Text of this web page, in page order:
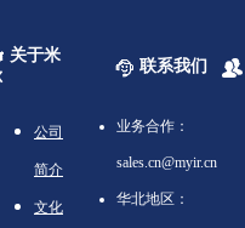
关于米
联系我们
公司
简介
文化
业务合作：
sales.cn@myir.cn
华北地区：